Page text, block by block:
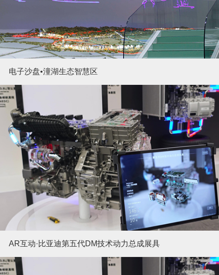
电子沙盘•潼湖生态智慧区
AR互动·比亚迪第五代DM技术动力总成展具